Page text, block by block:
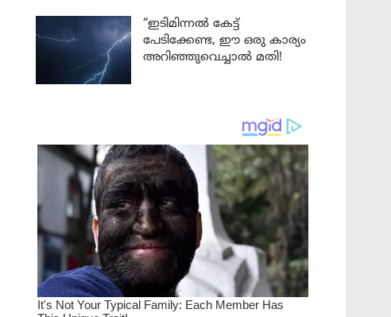
“ഇടിമിന്നൽ കേട്ട്
പേടിക്കേണ്ട, ഈ ഒരു കാര്യം
അറിഞ്ഞുവെച്ചാൽ മതി!